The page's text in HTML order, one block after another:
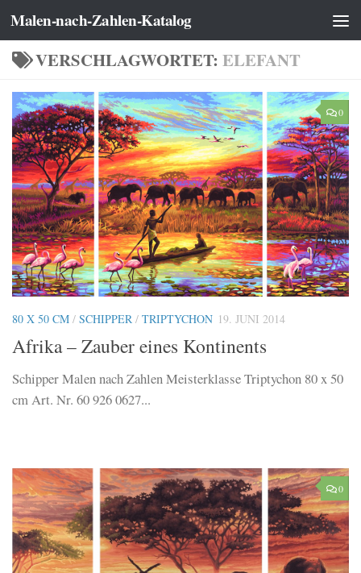
Zum Inhalt springen
Malen-nach-Zahlen-Katalog
VERSCHLAGWORTET: ELEFANT
0
80 X 50 CM / SCHIPPER / TRIPTYCHON 19. JUNI 2014
Afrika – Zauber eines Kontinents
Schipper Malen nach Zahlen Meisterklasse Triptychon 80 x 50
cm Art. Nr. 60 926 0627...
0